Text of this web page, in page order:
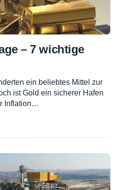
– 7 wichtige
ein beliebtes Mittel zur
ist Gold ein sicherer Hafen
Inflation…